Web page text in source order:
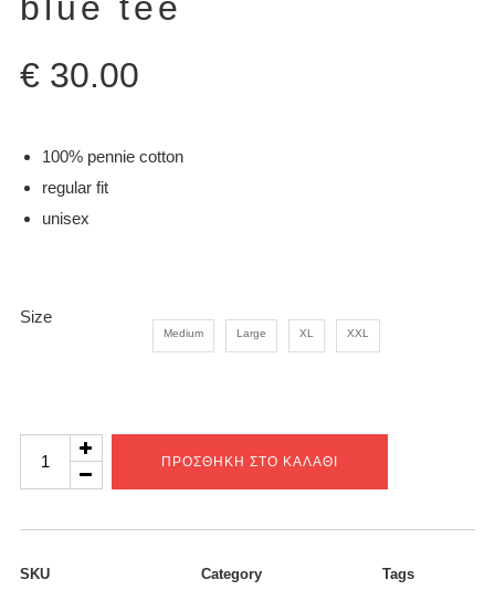
€30.00
100% pennie cotton
regular fit
unisex
Size
Medium Large XL XXL
tee
ΠΡΟΣΘΉΚΗ ΣΤΟ ΚΑΛΆΘΙ
SKU
Category
Tags